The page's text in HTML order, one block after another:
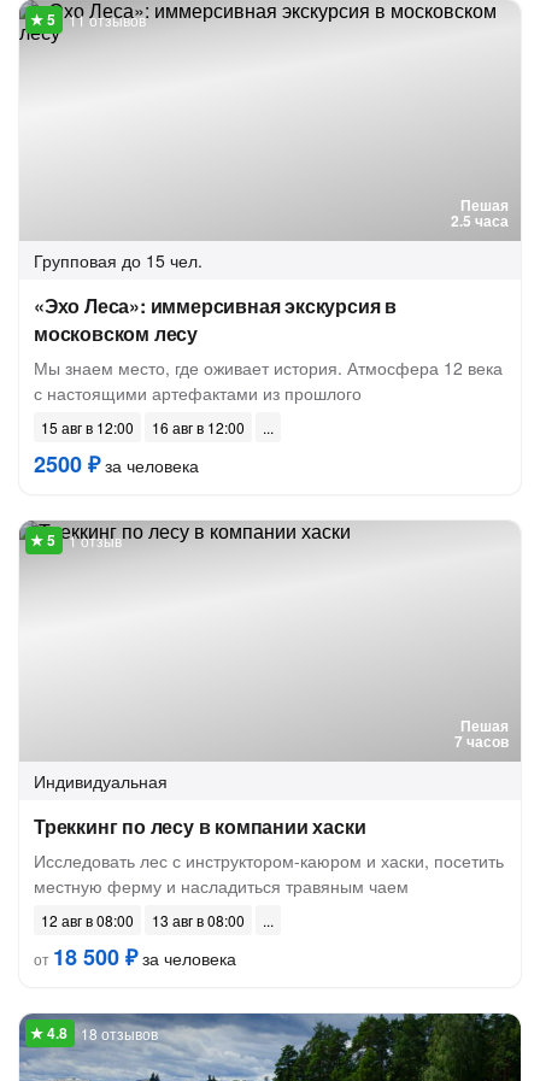
Пешая
2.5 часа
11 отзывов
Групповая до 15 чел.
«Эхо Леса»: иммерсивная экскурсия в
московском лесу
Мы знаем место, где оживает история. Атмосфера 12 века
с настоящими артефактами из прошлого
15 авг в 12:00 16 авг в 12:00
2500 ₽за человека
Пешая
7 часов
1 отзыв
Индивидуальная
Треккинг по лесу в компании хаски
Исследовать лес с инструктором-каюром и хаски, посетить
местную ферму и насладиться травяным чаем
12 авг в 08:00
13 авг в 08:00
от 18 500 ₽за человека
18 отзывов